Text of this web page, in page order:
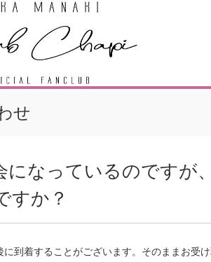
せ
になっているのですが
すか？
到着することがございます。そのままお受